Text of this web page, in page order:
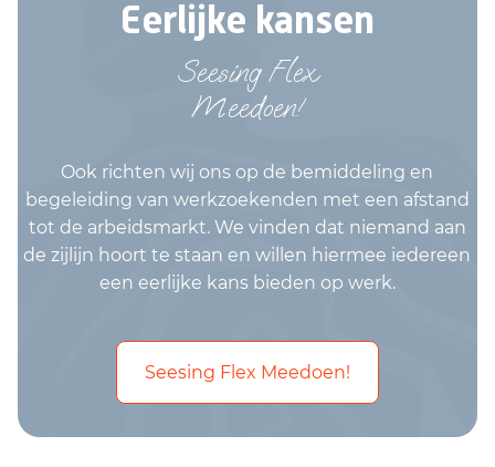
Eerlijke kansen
Seesing Flex
Meedoen!
Ook richten wij ons op de bemiddeling en
begeleiding van werkzoekenden met een afstand
tot de arbeidsmarkt. We vinden dat niemand aan
de zijlijn hoort te staan en willen hiermee iedereen
een eerlijke kans bieden op werk.
Seesing Flex Meedoen!